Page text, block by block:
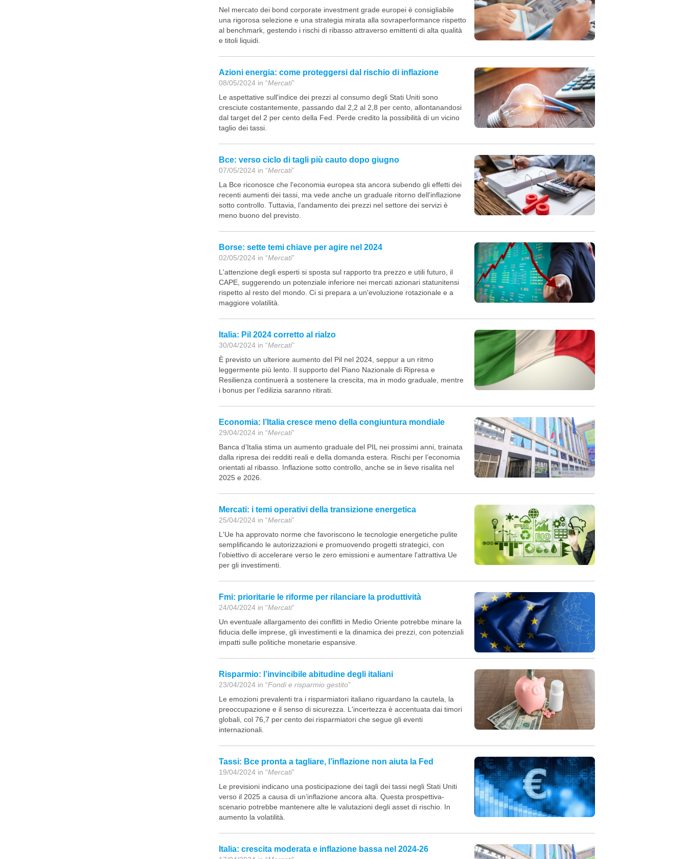
Nel mercato dei bond corporate investment grade europei è consigliabile
una rigorosa selezione e una strategia mirata alla sovraperformance rispetto
al benchmark, gestendo i rischi di ribasso attraverso emittenti di alta qualità
e titoli liquidi.
Azioni energia: come proteggersi dal rischio di inflazione
08/05/2024 in “Mercati”
Le aspettative sull'indice dei prezzi al consumo degli Stati Uniti sono
cresciute costantemente, passando dal 2,2 al 2,8 per cento, allontanandosi
dal target del 2 per cento della Fed. Perde credito la possibilità di un vicino
taglio dei tassi.
Bce: verso ciclo di tagli più cauto dopo giugno
07/05/2024 in “Mercati”
La Bce riconosce che l'economia europea sta ancora subendo gli effetti dei
recenti aumenti dei tassi, ma vede anche un graduale ritorno dell'inflazione
sotto controllo. Tuttavia, l’andamento dei prezzi nel settore dei servizi è
meno buono del previsto.
Borse: sette temi chiave per agire nel 2024
02/05/2024 in “Mercati”
L'attenzione degli esperti si sposta sul rapporto tra prezzo e utili futuro, il
CAPE, suggerendo un potenziale inferiore nei mercati azionari statunitensi
rispetto al resto del mondo. Ci si prepara a un'evoluzione rotazionale e a
maggiore volatilità.
Italia: Pil 2024 corretto al rialzo
30/04/2024 in “Mercati”
È previsto un ulteriore aumento del Pil nel 2024, seppur a un ritmo
leggermente più lento. Il supporto del Piano Nazionale di Ripresa e
Resilienza continuerà a sostenere la crescita, ma in modo graduale, mentre
i bonus per l’edilizia saranno ritirati.
Economia: l’Italia cresce meno della congiuntura mondiale
29/04/2024 in “Mercati”
Banca d’Italia stima un aumento graduale del PIL nei prossimi anni, trainata
dalla ripresa dei redditi reali e della domanda estera. Rischi per l’economia
orientati al ribasso. Inflazione sotto controllo, anche se in lieve risalita nel
2025 e 2026.
Mercati: i temi operativi della transizione energetica
25/04/2024 in “Mercati”
L'Ue ha approvato norme che favoriscono le tecnologie energetiche pulite
semplificando le autorizzazioni e promuovendo progetti strategici, con
l'obiettivo di accelerare verso le zero emissioni e aumentare l'attrattiva Ue
per gli investimenti.
Fmi: prioritarie le riforme per rilanciare la produttività
24/04/2024 in “Mercati”
Un eventuale allargamento dei conflitti in Medio Oriente potrebbe minare la
fiducia delle imprese, gli investimenti e la dinamica dei prezzi, con potenziali
impatti sulle politiche monetarie espansive.
Risparmio: l’invincibile abitudine degli italiani
23/04/2024 in “Fondi e risparmio gestito”
Le emozioni prevalenti tra i risparmiatori italiano riguardano la cautela, la
preoccupazione e il senso di sicurezza. L'incertezza è accentuata dai timori
globali, col 76,7 per cento dei risparmiatori che segue gli eventi
internazionali.
Tassi: Bce pronta a tagliare, l’inflazione non aiuta la Fed
19/04/2024 in “Mercati”
Le previsioni indicano una posticipazione dei tagli dei tassi negli Stati Uniti
verso il 2025 a causa di un’inflazione ancora alta. Questa prospettiva-
scenario potrebbe mantenere alte le valutazioni degli asset di rischio. In
aumento la volatilità.
Italia: crescita moderata e inflazione bassa nel 2024-26